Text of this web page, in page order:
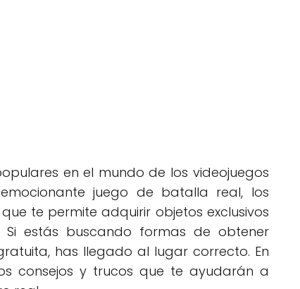
en el mundo de los videojuegos
juego de batalla real, los
te permite adquirir objetos exclusivos
estás buscando formas de obtener
has llegado al lugar correcto. En
consejos y trucos que te ayudarán a